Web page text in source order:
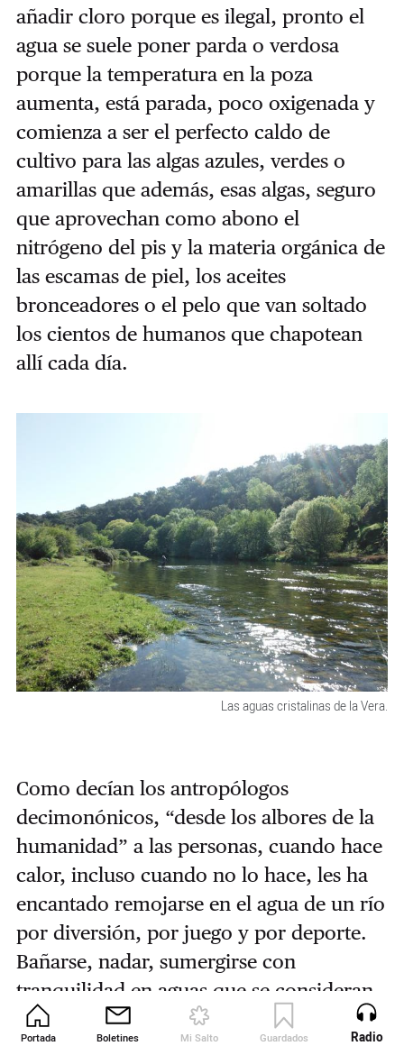
Portada Boletines Mi Salto Guardados Revista
añadir cloro porque es ilegal, pronto el
agua se suele poner parda o verdosa
porque la temperatura en la poza
aumenta, está parada, poco oxigenada y
comienza a ser el perfecto caldo de
cultivo para las algas azules, verdes o
amarillas que además, esas algas, seguro
que aprovechan como abono el
nitrógeno del pis y la materia orgánica de
las escamas de piel, los aceites
bronceadores o el pelo que van soltado
los cientos de humanos que chapotean
allí cada día.
Las aguas cristalinas de la Vera.
Como decían los antropólogos
decimonónicos, “desde los albores de la
humanidad” a las personas, cuando hace
calor, incluso cuando no lo hace, les ha
encantado remojarse en el agua de un río
por diversión, por juego y por deporte.
Bañarse, nadar, sumergirse con
tranquilidad en aguas que se consideran
medicinales o purificadoras es una
Radio